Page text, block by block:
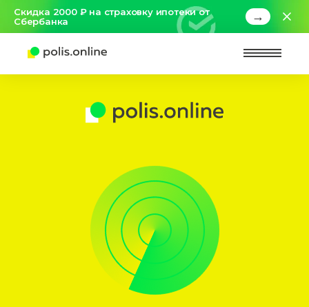
Скидка 2000 ₽ на страховку ипотеки от
Сбербанка
→